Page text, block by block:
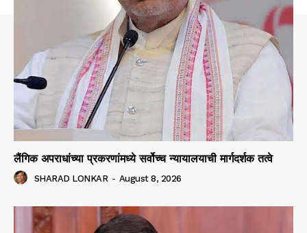
लैंगिक अपराधांच्या प्रकरणांमध्ये सर्वोच्च न्यायालयाची मार्गदर्शक तत्वे
SHARAD LONKAR - August 8, 2026